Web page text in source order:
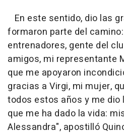
En este sentido, dio las
formaron parte del
entrenadores, gente del
amigos, mi representante
que me apoyaron
gracias a Virgi, mi mujer,
todos estos años y me
que me ha dado la vida:
Alessandra", apostilló